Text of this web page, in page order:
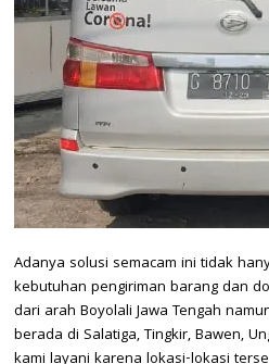
Adanya solusi semacam ini tidak
kebutuhan pengiriman barang dan
dari arah Boyolali Jawa Tengah
berada di Salatiga, Tingkir, Bawen,